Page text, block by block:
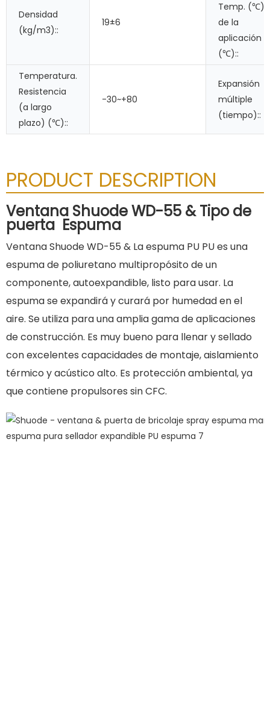
Densidad
(kg/m3)::
19±6
Temp. (℃)
de la
aplicación
(℃)::
Temperatura.
Resistencia
(a largo
plazo) (℃)::
-30~+80
Expansión
múltiple
(tiempo)::
PRODUCT DESCRIPTION
Ventana Shuode WD-55 & Tipo de
puerta Espuma
Ventana Shuode WD-55 & La espuma PU PU es una
espuma de poliuretano multipropósito de un
componente, autoexpandible, listo para usar. La
espuma se expandirá y curará por humedad en el
aire. Se utiliza para una amplia gama de aplicaciones
de construcción. Es muy bueno para llenar y sellado
con excelentes capacidades de montaje, aislamiento
térmico y acústico alto. Es protección ambiental, ya
que contiene propulsores sin CFC.